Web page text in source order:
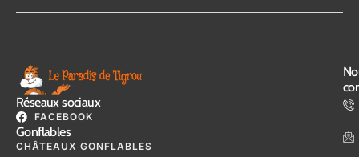
Réseaux sociaux
FACEBOOK
Gonflables
CHÂTEAUX GONFLABLES